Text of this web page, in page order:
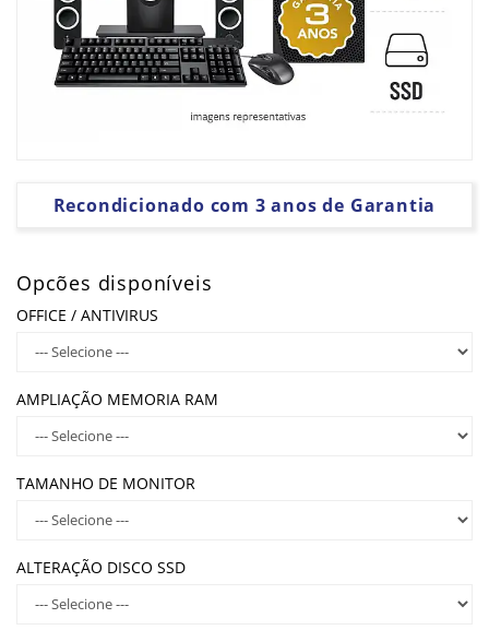
Recondicionado com 3 anos de Garantia
Opcões disponíveis
OFFICE / ANTIVIRUS
AMPLIAÇÃO MEMORIA RAM
TAMANHO DE MONITOR
ALTERAÇÃO DISCO SSD